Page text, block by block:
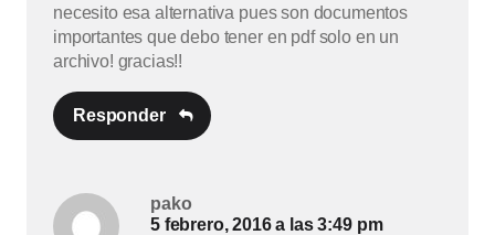
necesito esa alternativa pues son documentos
importantes que debo tener en pdf solo en un
archivo! gracias!!
Responder
pako
5 febrero, 2016 a las 3:49 pm